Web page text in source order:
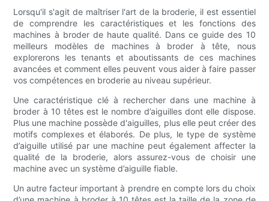
Lorsqu'il s'agit de maîtriser l'art de la broderie, il est essentiel
de comprendre les caractéristiques et les fonctions des
machines à broder de haute qualité. Dans ce guide des 10
meilleurs modèles de machines à broder à tête, nous
explorerons les tenants et aboutissants de ces machines
avancées et comment elles peuvent vous aider à faire passer
vos compétences en broderie au niveau supérieur.
Une caractéristique clé à rechercher dans une machine à
broder à 10 têtes est le nombre d’aiguilles dont elle dispose.
Plus une machine possède d'aiguilles, plus elle peut créer des
motifs complexes et élaborés. De plus, le type de système
d’aiguille utilisé par une machine peut également affecter la
qualité de la broderie, alors assurez-vous de choisir une
machine avec un système d’aiguille fiable.
Un autre facteur important à prendre en compte lors du choix